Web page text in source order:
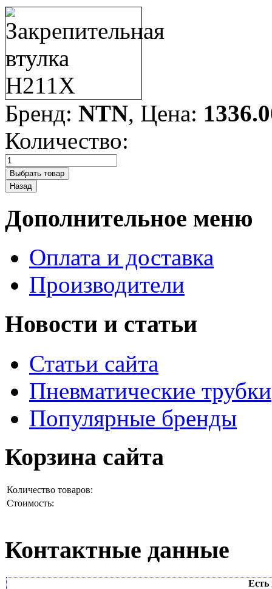
Бренд: NTN, Цена:
Количество:
Дополнительное меню
Оплата и доставка
Производители
Новости и статьи
Статьи сайта
Пневматические трубки
Популярные бренды
Корзина сайта
Количество товаров:
Стоимость:
Контактные данные
Есть